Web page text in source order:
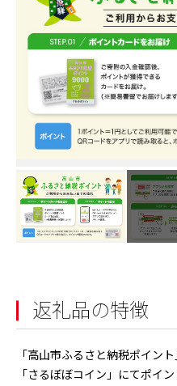
返礼品の特徴
「高山市ふるさと納税ポイン
「さるぼぼコイン」にてポイ